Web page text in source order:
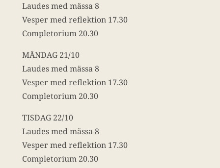
Laudes med mässa 8
Vesper med reflektion 17.30
Completorium 20.30
MÅNDAG 21/10
Laudes med mässa 8
Vesper med reflektion 17.30
Completorium 20.30
TISDAG 22/10
Laudes med mässa 8
Vesper med reflektion 17.30
Completorium 20.30